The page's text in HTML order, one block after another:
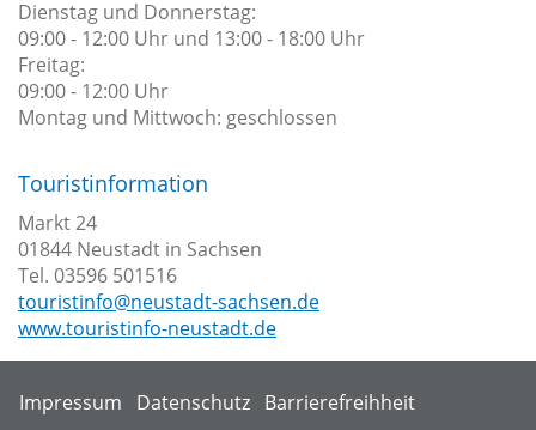
Dienstag und Donnerstag:
09:00 - 12:00 Uhr und 13:00 - 18:00 Uhr
Freitag:
09:00 - 12:00 Uhr
Montag und Mittwoch: geschlossen
Touristinformation
Markt 24
01844 Neustadt in Sachsen
Tel. 03596 501516
touristinfo@neustadt-sachsen.de
www.touristinfo-neustadt.de
Impressum Datenschutz Barrierefreihheit